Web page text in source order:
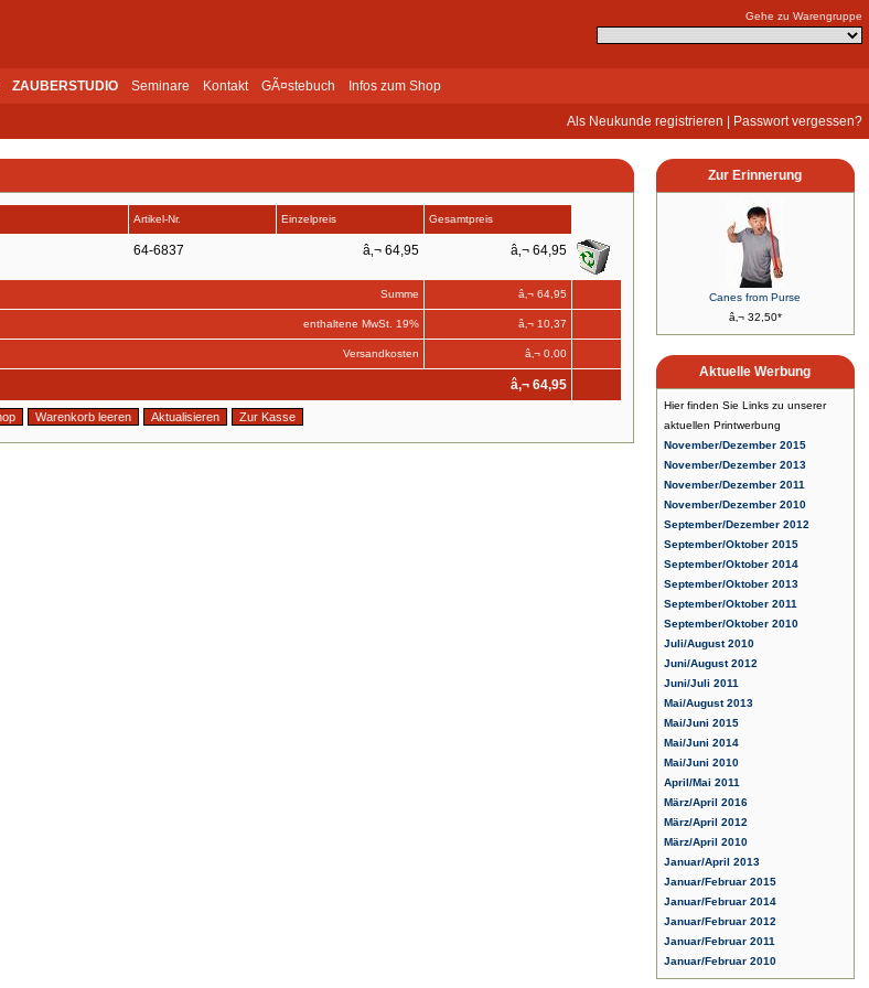
Gehe zu Warengruppe
ZAUBERSTUDIO Seminare Kontakt GÃ¤stebuch Infos zum Shop
Als Neukunde registrieren Passwort vergessen?
Artikel-Nr. Einzelpreis Gesamtpreis
64-6837 â‚¬ 64,95 â‚¬ 64,95
Summe â‚¬ 64,95
enthaltene MwSt. 19% â‚¬ 10,37
Versandkosten â‚¬ 0,00
â‚¬ 64,95
Zur Erinnerung
Canes from Purse
â‚¬ 32,50*
Aktuelle Werbung
Hier finden Sie Links zu unserer
aktuellen Printwerbung
November/Dezember 2015
November/Dezember 2013
November/Dezember 2011
November/Dezember 2010
September/Dezember 2012
September/Oktober 2015
September/Oktober 2014
September/Oktober 2013
September/Oktober 2011
September/Oktober 2010
Juli/August 2010
Juni/August 2012
Juni/Juli 2011
Mai/August 2013
Mai/Juni 2015
Mai/Juni 2014
Mai/Juni 2010
April/Mai 2011
März/April 2016
März/April 2012
März/April 2010
Januar/April 2013
Januar/Februar 2015
Januar/Februar 2014
Januar/Februar 2012
Januar/Februar 2011
Januar/Februar 2010